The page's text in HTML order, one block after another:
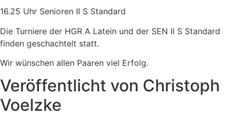
16.25 Uhr Senioren II S Standard
Die Turniere der HGR A Latein und der SEN II S Standard
finden geschachtelt statt.
Wir wünschen allen Paaren viel Erfolg.
Veröffentlicht von Christoph
Voelzke